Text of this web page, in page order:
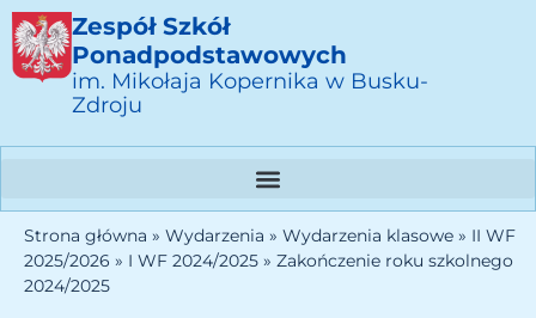
Zespół Szkół
Ponadpodstawowych
im. Mikołaja Kopernika w Busku-
Zdroju
Strona główna » Wydarzenia » Wydarzenia klasowe » II WF
2025/2026 » I WF 2024/2025 » Zakończenie roku szkolnego
2024/2025